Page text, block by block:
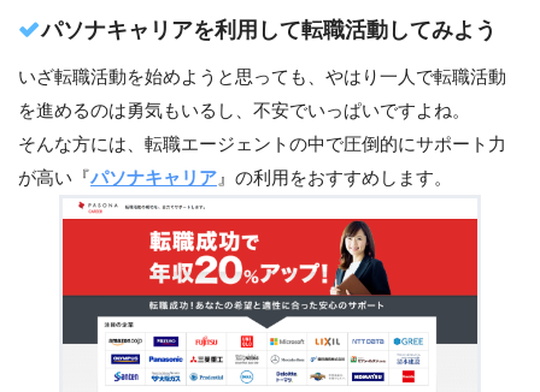
パソナキャリアを利用して転職活動してみよう
いざ転職活動を始めようと思っても、やはり一人で転職活動
を進めるのは勇気もいるし、不安でいっぱいですよね。
そんな方には、転職エージェントの中で圧倒的にサポート力
が高い『パソナキャリア 』の利用をおすすめします。